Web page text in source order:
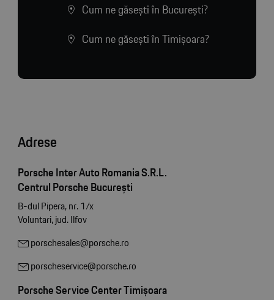
Cum ne găsești în București?
Cum ne găsești în Timișoara?
Adrese
Porsche Inter Auto Romania S.R.L.
Centrul Porsche București
B-dul Pipera, nr. 1/x
Voluntari, jud. Ilfov
porschesales@porsche.ro
porscheservice@porsche.ro
Porsche Service Center Timișoara